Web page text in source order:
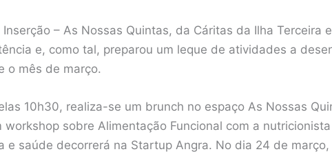
– As Nossas Quintas, da Cáritas da Ilha Terceira
e, como tal, preparou um leque de atividades a
o mês de março.
10h30, realiza-se um brunch no espaço As Nossas
workshop sobre Alimentação Funcional com a
e saúde decorrerá na Startup Angra. No dia 24 de